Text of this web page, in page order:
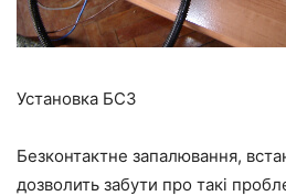
Установка БСЗ
Безконтактне запалювання,
дозволить забути про такі